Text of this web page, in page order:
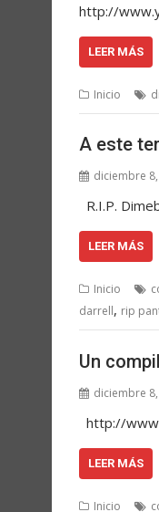
http://
LEER MÁS
Inicio
A este
diciembre
R.I.P.
LEER MÁS
Inicio
darrell, rip
Un
diciembre
http://
LEER MÁS
Inicio